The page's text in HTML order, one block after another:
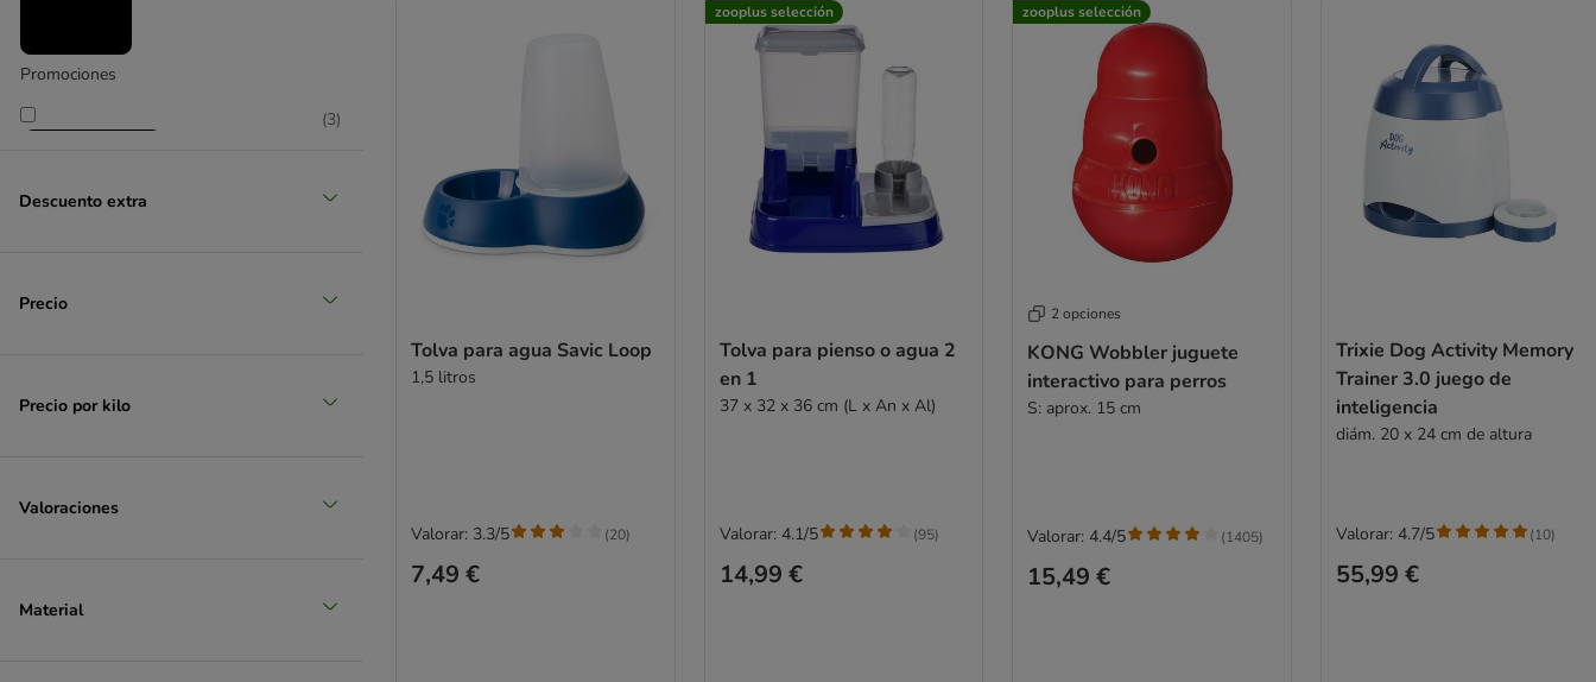
Promociones
zooplus selección
(3)
Descuento extra
Precio
Precio por kilo
Valoraciones
Material
Tolva para agua Savic Loop
1,5 litros
7,49 €
Valorar: 3.3/5 (20)
zooplus selección
Tolva para pienso o agua 2
en 1
37 x 32 x 36 cm (L x An x Al)
14,99 €
Valorar: 4.1/5 (95)
zooplus selección
2 opciones
KONG Wobbler juguete
interactivo para perros
S: aprox. 15 cm
15,49 €
Valorar: 4.4/5 (1405)
Trixie Dog Activity Memory
Trainer 3.0 juego de
inteligencia
diám. 20 x 24 cm de altura
55,99 €
Valorar: 4.7/5 (10)